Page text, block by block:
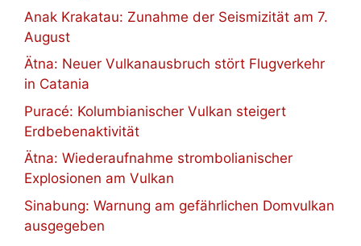
Anak Krakatau: Zunahme der Seismizität am 7.
August
Ätna: Neuer Vulkanausbruch stört Flugverkehr
in Catania
Puracé: Kolumbianischer Vulkan steigert
Erdbebenaktivität
Ätna: Wiederaufnahme strombolianischer
Explosionen am Vulkan
Sinabung: Warnung am gefährlichen Domvulkan
ausgegeben